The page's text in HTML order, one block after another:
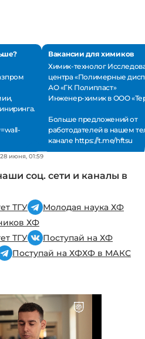
28 июня, 01:59
Вакансии для химиков
Химик-технолог
центра «Полимерные
АО «ГК Полипласт»
Инженер-химик в ООО
Больше предложений от
работодателей в нашем
канале https://t.me/hftsu
соц. сети и каналы в
ТГУ
Молодая наука ХФ
ХФ
ТГУ
Поступай на ХФ
Поступай на ХФХФ в МАКС